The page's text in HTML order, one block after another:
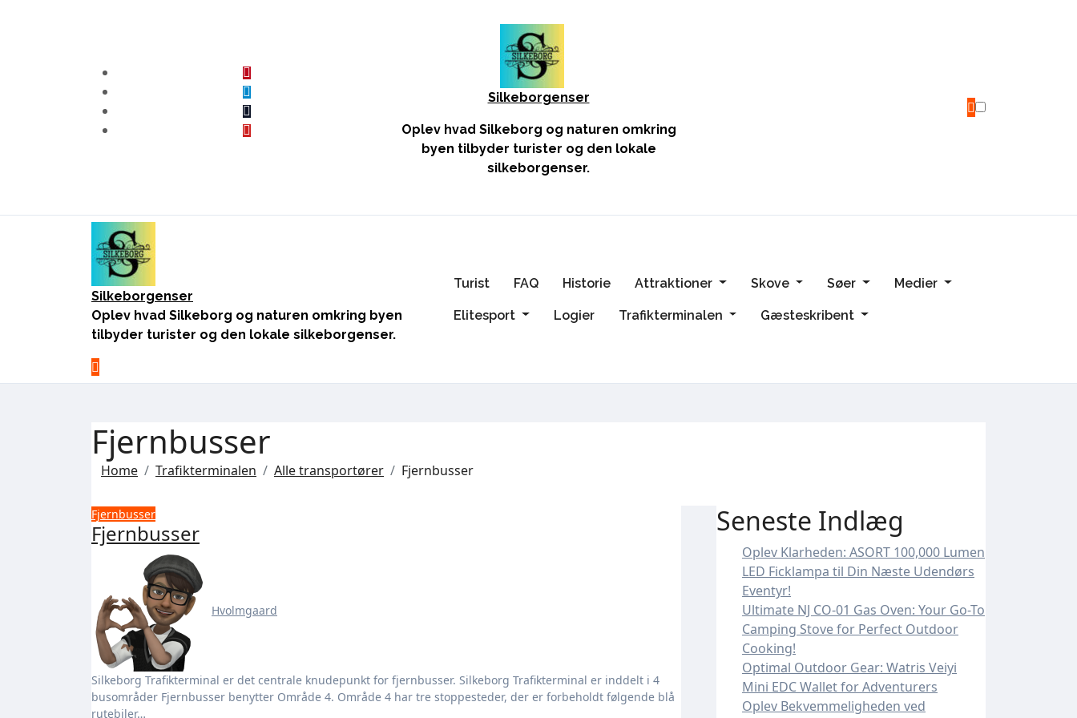
Silkeborgenser
Oplev hvad Silkeborg og naturen omkring
byen tilbyder turister og den lokale
silkeborgenser.
Silkeborgenser
Oplev hvad Silkeborg og naturen omkring byen
tilbyder turister og den lokale silkeborgenser.
Turist FAQ Historie Attraktioner Skove Søer Medier
Elitesport Logier Trafikterminalen Gæsteskribent
Fjernbusser
Home Trafikterminalen Alle transportører Fjernbusser
Fjernbusser
Fjernbusser
Hvolmgaard
Silkeborg Trafikterminal er det centrale knudepunkt for fjernbusser. Silkeborg Trafikterminal er inddelt i 4
busområder Fjernbusser benytter Område 4. Område 4 har tre stoppesteder, der er forbeholdt følgende blå
rutebiler…
Seneste Indlæg
Oplev Klarheden: ASORT 100,000 Lumen
LED Ficklampa til Din Næste Udendørs
Eventyr!
Ultimate NJ CO-01 Gas Oven: Your Go-To
Camping Stove for Perfect Outdoor
Cooking!
Optimal Outdoor Gear: Watris Veiyi
Mini EDC Wallet for Adventurers
Oplev Bekvemmeligheden ved